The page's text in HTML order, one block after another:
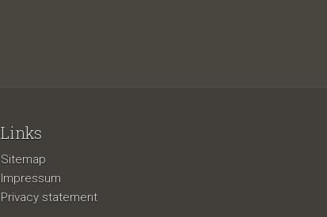
Links
Sitemap
Impressum
Privacy statement